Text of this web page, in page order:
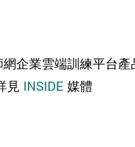
網企業雲端訓練平台
見
INSIDE 媒體